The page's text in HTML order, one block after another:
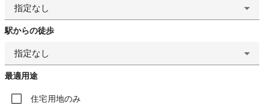
指定なし
駅からの徒歩
指定なし
最適用途
住宅用地のみ